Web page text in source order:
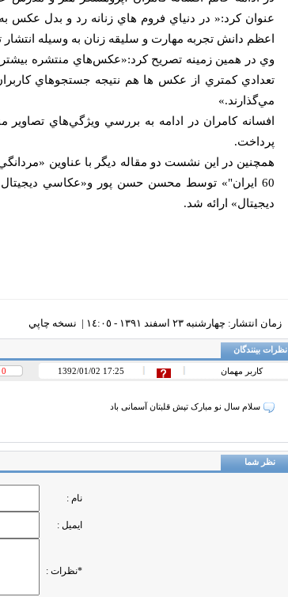
عنوان كرد:« در دنياي فروم هاي زنانه رد و بدل عكس
اعظم دانش تجربه مهارت و سليقه زنان به وسيله
وي در همين زمينه تصريح كرد:«عكس‌هاي منتشره
تعدادي كمتري از عكس ها هم نتيجه جستجو‌هاي
مي‌گذارند.»
افسانه كامران در ادامه به بررسي ويژگي‌هاي
پرداخت.
60 ايران"» توسط محسن حسن پور و«عكاسي
ديجيتال» ارائه شد.
زمان انتشار: چهارشنبه ٢٣ اسفند ١٣٩١ - ١٤:٠٥ | نسخه چاپي
نظرات بینندگان
کاربر مهمان 1392/01/02 17:25
0
سلام سال نو مبارک تپش قلبتان آسمانی باد
نظر شما
نام :
ایمیل :
*نظرات :